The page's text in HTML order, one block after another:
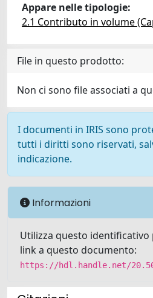
Appare nelle tipologie:
2.1 Contributo in volume
File in questo prodotto:
Non ci sono file associati a
I documenti in IRIS sono
tutti i diritti sono riservati,
indicazione.
Informazioni
Utilizza questo
link a questo documento:
https://hdl.handle.net/